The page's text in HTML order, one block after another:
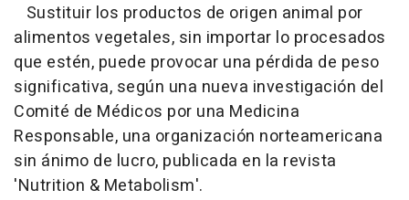
Sustituir los productos de origen animal por
alimentos vegetales, sin importar lo procesados
que estén, puede provocar una pérdida de peso
significativa, según una nueva investigación del
Comité de Médicos por una Medicina
Responsable, una organización norteamericana
sin ánimo de lucro, publicada en la revista
'Nutrition & Metabolism'.